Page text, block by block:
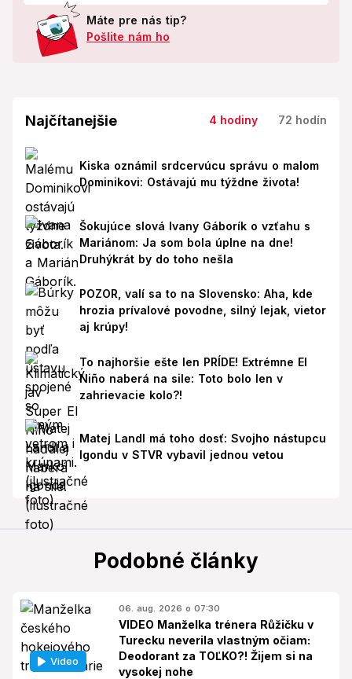
Máte pre nás tip?
Pošlite nám ho
Najčítanejšie 4 hodiny 72 hodín
Kiska oznámil srdcervúcu správu o malom
Dominikovi: Ostávajú mu týždne života!
Šokujúce slová Ivany Gáborík o vzťahu s
Mariánom: Ja som bola úplne na dne!
Druhýkrát by do toho nešla
POZOR, valí sa to na Slovensko: Aha, kde
hrozia prívalové povodne, silný lejak, vietor
aj krúpy!
To najhoršie ešte len PRÍDE! Extrémne El
Niño naberá na sile: Toto bolo len v
zahrievacie kolo?!
Matej Landl má toho dosť: Svojho nástupcu
Igondu v STVR vybavil jednou vetou
Podobné články
Video
06. aug. 2026 o 07:30
VIDEO Manželka trénera Růžičku v
Turecku neverila vlastným očiam:
Deodorant za TOĽKO?! Žijem si na
vysokej nohe